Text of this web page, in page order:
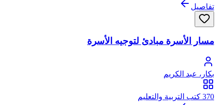
تفاصيل
مسار الأسرة مبادئ لتوجيه الأسرة
بكار، عبد الكريم
370 كتب التربية والتعليم